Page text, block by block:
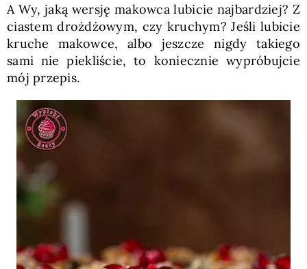
A Wy, jaką wersję makowca lubicie najbardziej? Z
ciastem drożdżowym, czy kruchym? Jeśli lubicie
kruche makowce, albo jeszcze nigdy takiego
sami nie piekliście, to koniecznie wypróbujcie
mój przepis.